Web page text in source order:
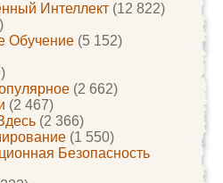
Интеллект (12 822)
Обучение (5 152)
(2 662)
(2 467)
(2 366)
(1 550)
Безопасность